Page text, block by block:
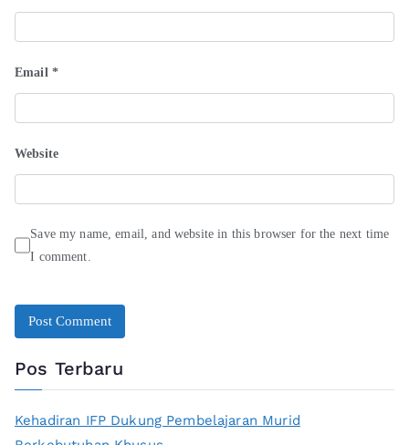
Email *
Website
Save my name, email, and website in this browser for the next time
I comment.
Pos Terbaru
Kehadiran IFP Dukung Pembelajaran Murid